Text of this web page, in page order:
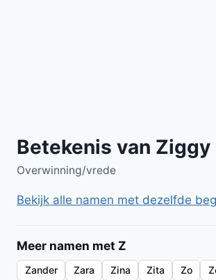
Betekenis van Ziggy
Overwinning/vrede
Bekijk alle namen met dezelfde
Meer namen met Z
Zander Zara Zina Zita Zo